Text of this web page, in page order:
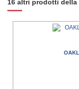
16 altri prodotti della